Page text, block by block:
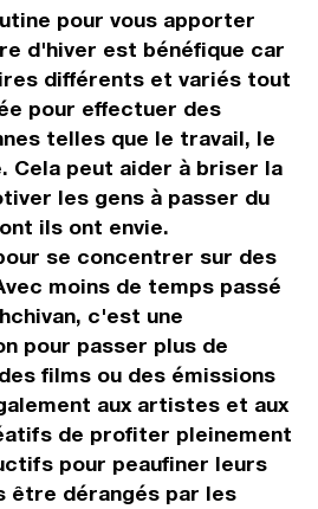
pour vous apporter
d'hiver est bénéfique car
différents et variés tout
pour effectuer des
telles que le travail, le
Cela peut aider à briser la
les gens à passer du
ils ont envie.
se concentrer sur des
moins de temps passé
c'est une
pour passer plus de
films ou des émissions
aux artistes et aux
de profiter pleinement
pour peaufiner leurs
être dérangés par les